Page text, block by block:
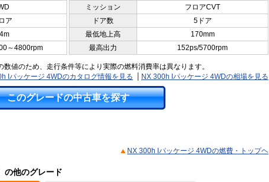
ミッション
フロアCVT
ア ドア数
5ドア
最低地上高
170mm
～4800rpm 最高出力 152ps/5700rpm
値のため、走行条件等により実際の燃料消費率は異なります。
Iパッケージ 4WDのカタログ情報を見る
NX 300h Iパッケージ 4WDの相場を見る
このグレードの中古車を探す
NX 300h Iパッケージ 4WDの燃費・トップヘ
の他のグレード